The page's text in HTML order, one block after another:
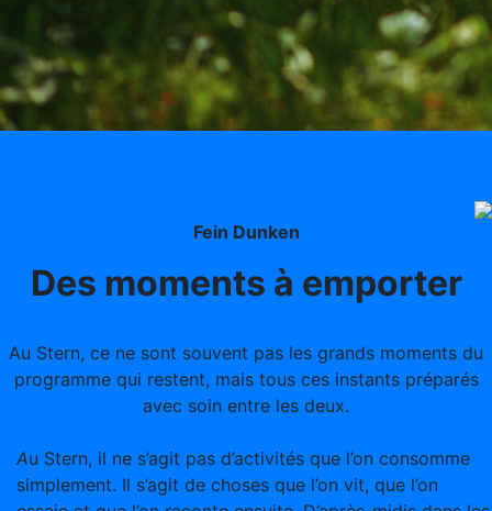
Fein Dunken
Des moments à emporter
Au Stern, ce ne sont souvent pas les grands moments du
programme qui restent, mais tous ces instants préparés
avec soin entre les deux.
Au Stern, il ne s’agit pas d’activités que l’on consomme
simplement. Il s’agit de choses que l’on vit, que l’on